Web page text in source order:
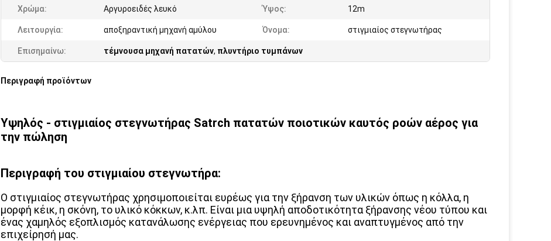
Χρώμα: Αργυροειδές λευκό Ύψος: 12m
Λειτουργία: αποξηραντική μηχανή αμύλου Όνομα: στιγμιαίος στεγνωτήρας
Επισημαίνω: τέμνουσα μηχανή πατατών, πλυντήριο τυμπάνων
Περιγραφή προϊόντων
Υψηλός - στιγμιαίος στεγνωτήρας Satrch πατατών ποιοτικών καυτός ροών αέρος για
την πώληση
Περιγραφή του στιγμιαίου στεγνωτήρα:
Ο στιγμιαίος στεγνωτήρας χρησιμοποιείται ευρέως για την ξήρανση των υλικών όπως η κόλλα, η
μορφή κέικ, η σκόνη, το υλικό κόκκων, κ.λπ. Είναι μια υψηλή αποδοτικότητα ξήρανσης νέου τύπου και
ένας χαμηλός εξοπλισμός κατανάλωσης ενέργειας που ερευνημένος και αναπτυγμένος από την
επιχείρησή μας.